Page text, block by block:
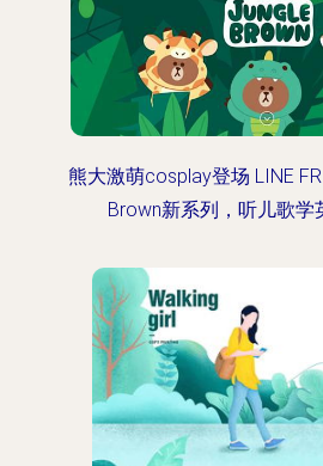
熊大激萌cosplay登场 LINE
Brown新系列，听儿歌学